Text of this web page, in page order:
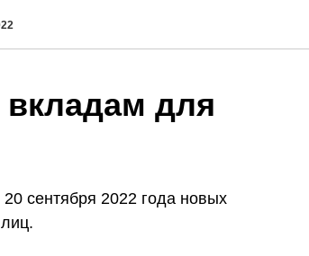
для
сентября 2022 года новых